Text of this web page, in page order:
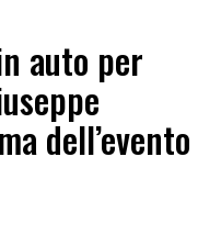
auto per
dell’evento